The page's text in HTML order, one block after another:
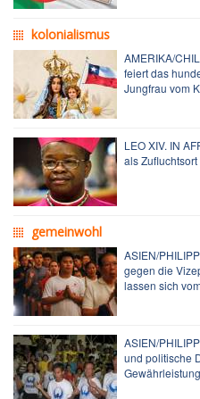
kolonialismus
AMERIKA/
feiert das
Jungfrau vom
LEO XIV. IN
als
gemeinwohl
ASIEN/
gegen die
lassen sich
ASIEN/
und politische